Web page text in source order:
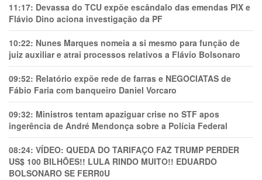
11:17: Devassa do TCU expõe escândalo das emendas PIX e
Flávio Dino aciona investigação da PF
10:22: Nunes Marques nomeia a si mesmo para função de
juiz auxiliar e atrai processos relativos a Flávio Bolsonaro
09:52: Relatório expõe rede de farras e NEGOCIATAS de
Fábio Faria com banqueiro Daniel Vorcaro
09:32: Ministros tentam apaziguar crise no STF apos
ingerência de André Mendonça sobre a Polícia Federal
08:24: VÍDEO: QUEDA DO TARIFAÇO FAZ TRUMP PERDER
US$ 100 BILHÕES!! LULA RINDO MUITO!! EDUARDO
BOLSONARO SE FERR0U